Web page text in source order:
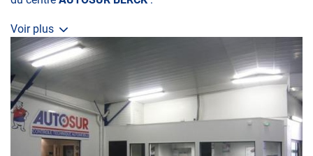
• le contrôle technique obligatoire
• la contre-visite
• le contrôle pollution
• le contrôle des véhicules hybrides ou électriques
• le contrôle technique des véhicules GPL/Gaz*
Voir plus